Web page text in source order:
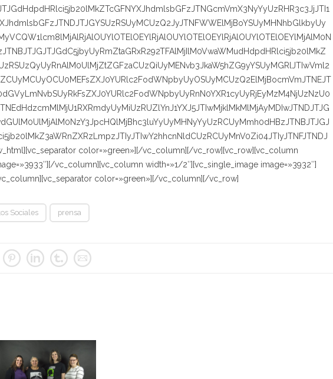
color=»green»][/vc_column][/vc_row][vc_row][vc_column
vc_column][vc_column width=»1/2″][vc_single_image image=»3932″]
color=»green»][/vc_column][/vc_row]
Sociales prensa